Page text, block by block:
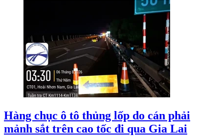
Hàng chục ô tô thủng lốp do cán phải
mảnh sắt trên cao tốc đi qua Gia Lai